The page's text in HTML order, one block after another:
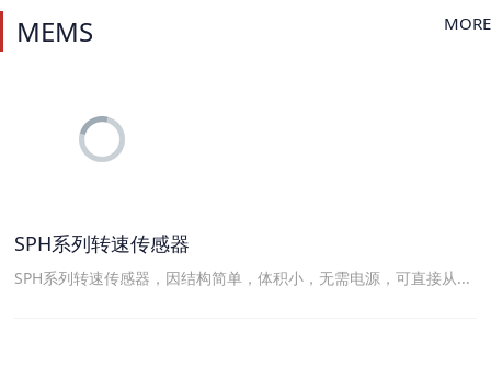
MEMS MORE
SPH系列转速传感器
SPH系列转速传感器，因结构简单，体积小，无需电源，可直接从...